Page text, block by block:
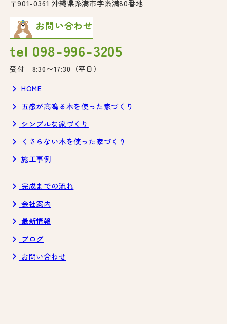
〒901-0361 沖縄県糸満市字糸満80番地
お問い合わせ
tel 098-996-3205
受付 8:30〜17:30（平日）
HOME
五感が高鳴る木を使った家づくり
シンプルな家づくり
くさらない木を使った家づくり
施工事例
完成までの流れ
会社案内
最新情報
ブログ
お問い合わせ